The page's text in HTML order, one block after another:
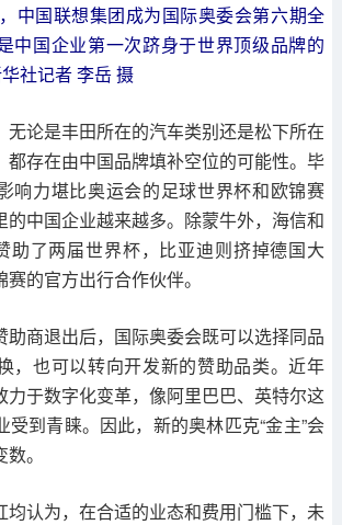
中国联想集团成为国际奥委会第六期全
中国企业第一次跻身于世界顶级品牌的
社记者 李岳 摄
无论是丰田所在的汽车类别还是松下所在
都存在由中国品牌填补空位的可能性。毕
响力堪比奥运会的足球世界杯和欧锦赛
的中国企业越来越多。除蒙牛外，海信和
助了两届世界杯，比亚迪则挤掉德国大
的官方出行合作伙伴。
助商退出后，国际奥委会既可以选择同品
，也可以转向开发新的赞助品类。近年
力于数字化变革，像阿里巴巴、英特尔这
受到青睐。因此，新的奥林匹克“金主”会
。
均认为，在合适的业态和费用门槛下，未